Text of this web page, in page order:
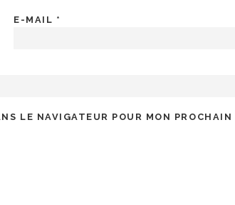
E-MAIL *
LE NAVIGATEUR POUR MON PROCHAIN